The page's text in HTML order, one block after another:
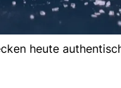
heute